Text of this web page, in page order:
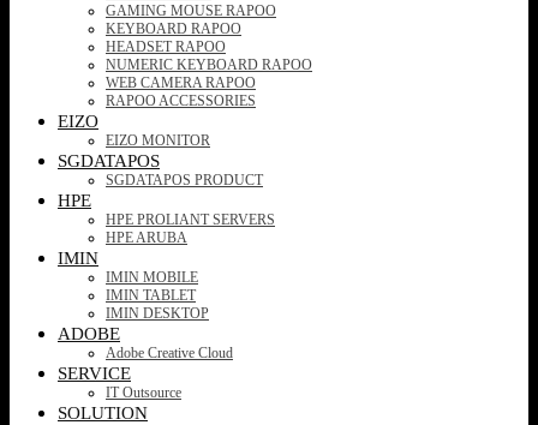
GAMING MOUSE RAPOO
KEYBOARD RAPOO
HEADSET RAPOO
NUMERIC KEYBOARD RAPOO
WEB CAMERA RAPOO
RAPOO ACCESSORIES
EIZO
EIZO MONITOR
SGDATAPOS
SGDATAPOS PRODUCT
HPE
HPE PROLIANT SERVERS
HPE ARUBA
IMIN
IMIN MOBILE
IMIN TABLET
IMIN DESKTOP
ADOBE
Adobe Creative Cloud
SERVICE
IT Outsource
SOLUTION